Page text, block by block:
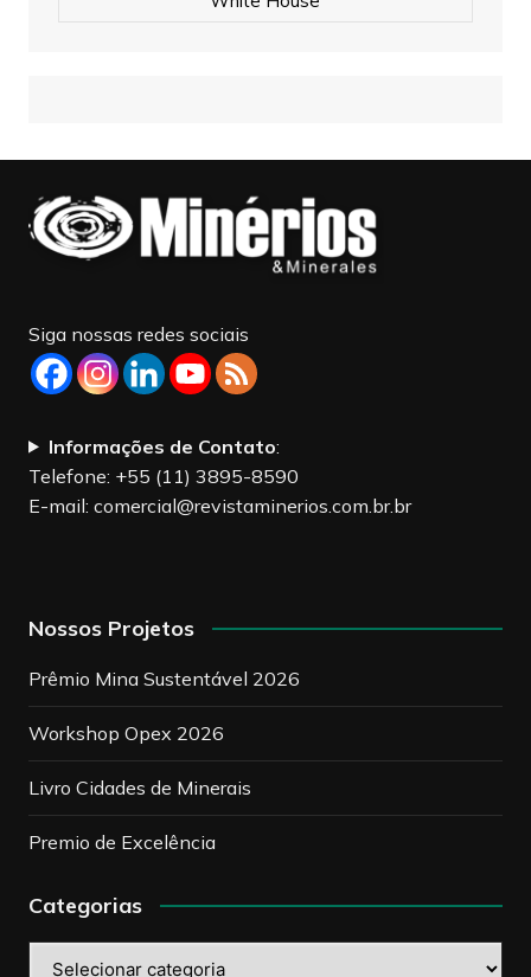
Siga nossas redes sociais
Informações de Contato:
Telefone: +55 (11) 3895-8590
E-mail: comercial@revistaminerios.com.br.br
Nossos Projetos
Prêmio Mina Sustentável 2026
Workshop Opex 2026
Livro Cidades de Minerais
Premio de Excelência
Categorias